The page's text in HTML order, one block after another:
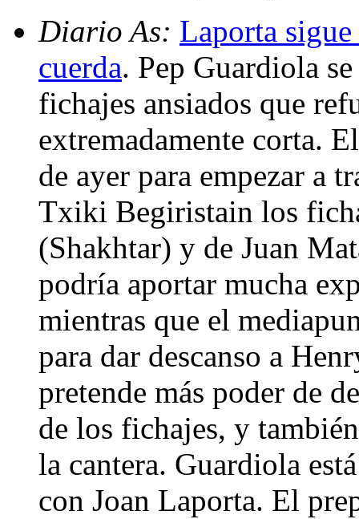
Diario As: Laporta
cuerda. Pep Guardiola
fichajes ansiados que
extremadamente corta.
de ayer para empezar a
Txiki Begiristain los
(Shakhtar) y de Juan
podría aportar mucha
mientras que el
para dar descanso a
pretende más poder de
de los fichajes, y
la cantera. Guardiola
con Joan Laporta. El